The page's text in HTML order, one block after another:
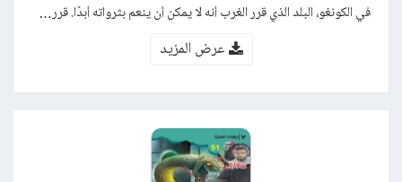
في الكونغو، البلد الذي قرر الغرب أنه لا يمكن أن ينعم بثرواته أبدًا. قرر…
عرض المزيد